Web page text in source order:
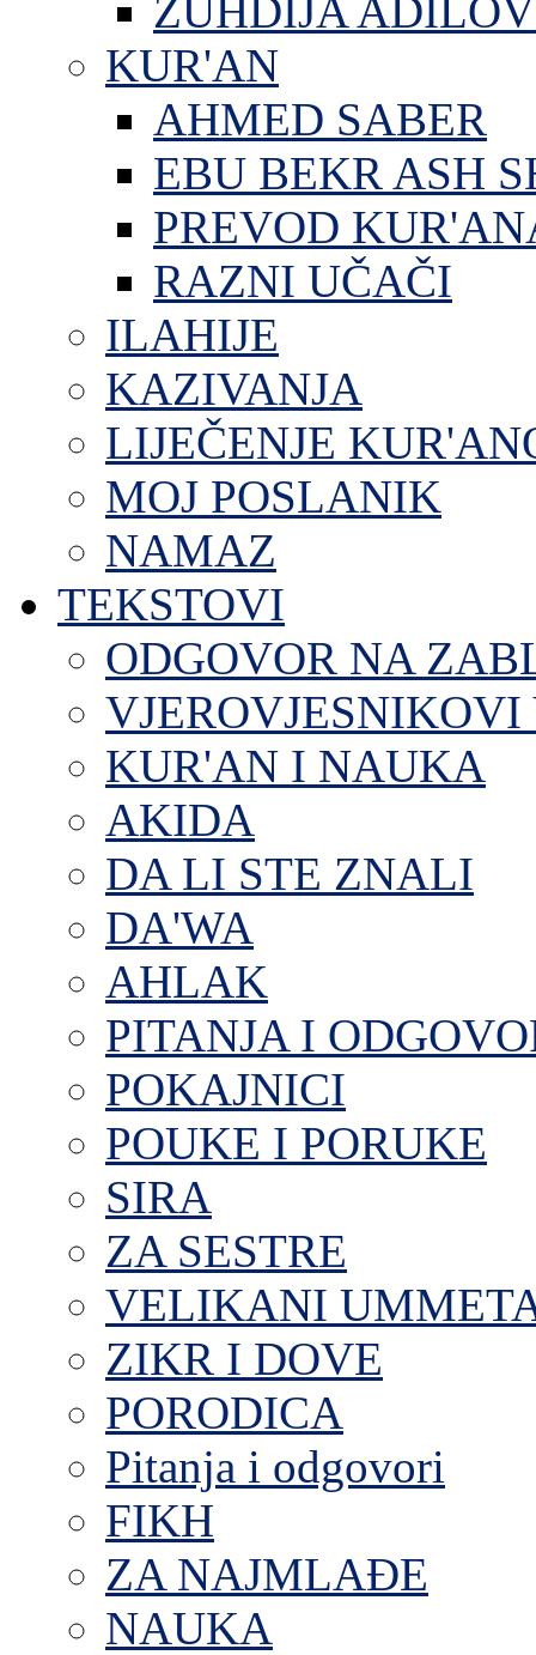
ZUHDIJA
KUR'AN
AHMED SABER
EBU BEKR ASH
PREVOD
RAZNI UČAČI
ILAHIJE
KAZIVANJA
LIJEČENJE
MOJ POSLANIK
NAMAZ
TEKSTOVI
ODGOVOR NA
VJEROVJESNIKOVI
KUR'AN I NAUKA
AKIDA
DA LI STE ZNALI
DA'WA
AHLAK
PITANJA I
POKAJNICI
POUKE I PORUKE
SIRA
ZA SESTRE
VELIKANI
ZIKR I DOVE
PORODICA
Pitanja i odgovori
FIKH
ZA NAJMLAĐE
NAUKA